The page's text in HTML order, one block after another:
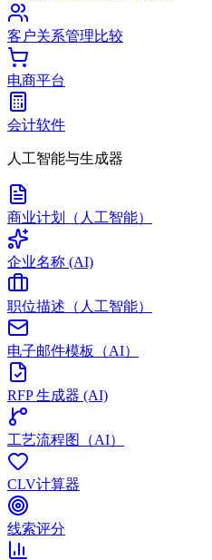
客户关系管理比较
电商平台
会计软件
人工智能与生成器
商业计划（人工智能）
企业名称 (AI)
职位描述（人工智能）
电子邮件模板（AI）
RFP 生成器 (AI)
工艺流程图（AI）
CLV计算器
线索评分